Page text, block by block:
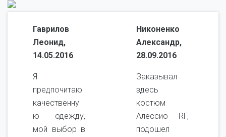
Гаврилов
Леонид,
14.05.2016
Я
предпочитаю
качественну
ю одежду,
мой выбор в
Никоненко
Александр,
28.09.2016
Заказывал
здесь
костюм
Алессио RF,
подошел